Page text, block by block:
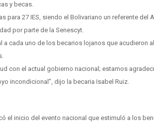
y becas.
para 27 IES, siendo el Bolivariano un referente del
por parte de la Senescyt.
cada uno de los becarios lojanos que acudieron
con el actual gobierno nacional; estamos
incondicional”, dijo la becaria Isabel Ruiz.
el inicio del evento nacional que estimuló a los